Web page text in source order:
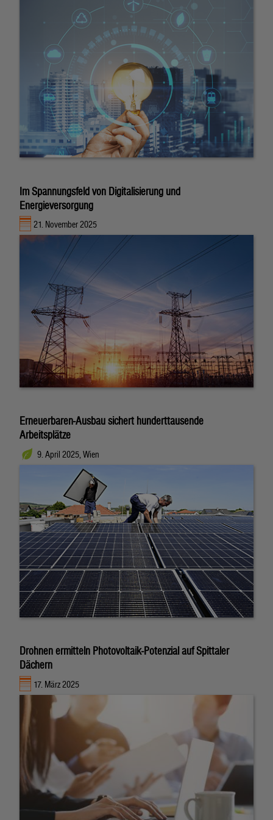
Im Spannungsfeld von Digitalisierung und
Energieversorgung
21. November 2025
Erneuerbaren-Ausbau sichert hunderttausende
Arbeitsplätze
9. April 2025, Wien
Drohnen ermitteln Photovoltaik-Potenzial auf Spittaler
Dächern
17. März 2025